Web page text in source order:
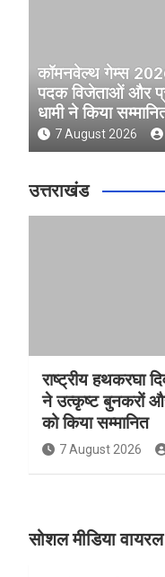
कॉमनवेल्थ गेम्स
पदक विजेताओं और
धामी ने किया
7 August 2026
दिवस पर
को किया
CurrentUttarakhand
उत्तराखंड
राष्ट्रीय हथकरघा
ने उत्कृष्ट बुनकरों
को किया सम्मानित
7 August 2026
सोशल मीडिया वायरल